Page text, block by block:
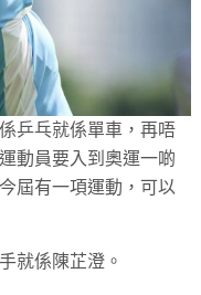
乒乓就係單車，再唔
動員要入到奧運一啲
屆有一項運動，可以
就係陳芷澄。